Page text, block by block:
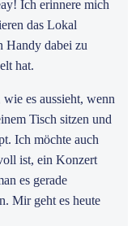
Ich erinnere mich
das Lokal
Handy dabei zu
hat.
es aussieht, wenn
Tisch sitzen und
Ich möchte auch
ist, ein Konzert
es gerade
Mir geht es heute